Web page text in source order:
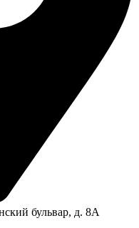
бульвар, д. 8А